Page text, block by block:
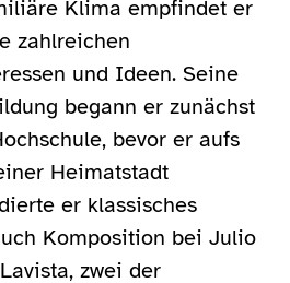
Klima empfindet er
zahlreichen
und Ideen. Seine
begann er zunächst
bevor er aufs
Heimatstadt
er klassisches
Komposition bei Julio
zwei der